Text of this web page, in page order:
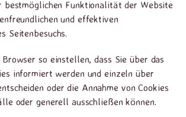
bestmöglichen Funktionalität der Website
und effektiven
Seitenbesuchs.
so einstellen, dass Sie über das
informiert werden und einzeln über
oder die Annahme von Cookies
oder generell ausschließen können.